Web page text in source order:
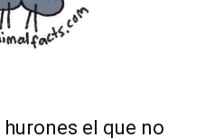
el que no